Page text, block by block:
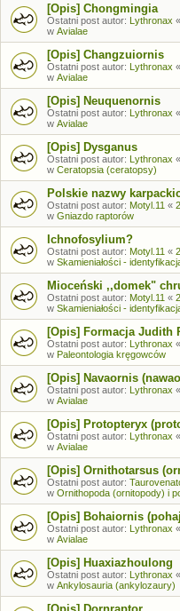
[Opis] Chongmingia
Ostatni post autor: Lythronax «
w Avialae
[Opis] Changzuiornis
Ostatni post autor: Lythronax «
w Avialae
[Opis] Neuquenornis
Ostatni post autor: Lythronax «
w Avialae
[Opis] Dysganus
Ostatni post autor: Lythronax «
w Ceratopsia (ceratopsy)
Polskie nazwy
Ostatni post autor: Motyl.11 «
w Gniazdo raptorów
Ichnofosylium?
Ostatni post autor: Motyl.11 «
w Skamieniałości -
Mioceński ,,domek"
Ostatni post autor: Motyl.11 «
w Skamieniałości -
[Opis] Formacja Judith
Ostatni post autor: Lythronax «
w Paleontologia kręgowców
[Opis] Navaornis
Ostatni post autor: Lythronax «
w Avialae
[Opis] Protopteryx
Ostatni post autor: Lythronax «
w Avialae
[Opis] Ornithotarsus
Ostatni post autor:
w Ornithopoda (ornitopody) i
[Opis] Bohaiornis
Ostatni post autor: Lythronax «
w Avialae
[Opis] Huaxiazhoulong
Ostatni post autor: Lythronax «
w Ankylosauria (ankylozaury)
[Opis] Dornraptor